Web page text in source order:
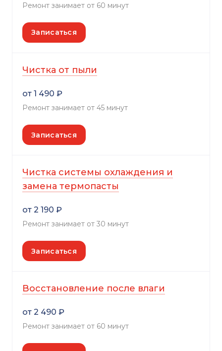
Ремонт занимает от 60 минут
Записаться
Чистка от пыли
от 1 490 ₽
Ремонт занимает от 45 минут
Записаться
Чистка системы охлаждения и
замена термопасты
от 2 190 ₽
Ремонт занимает от 30 минут
Записаться
Восстановление после влаги
от 2 490 ₽
Ремонт занимает от 60 минут